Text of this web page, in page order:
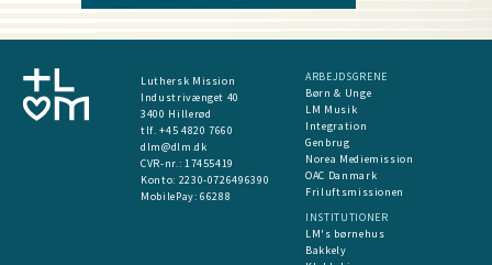
Luthersk Mission
Industrivænget 40
3400 Hillerød
tlf. +45 4820 7660
dlm@dlm.dk
CVR-nr.: 17455419
​Konto: 2230-0726496390
MobilePay:66288
ARBEJDSGRENE
Børn & Unge
LM Musik
Integration
Genbrug
Norea Mediemission
OAC Danmark
Friluftsmissionen
INSTITUTIONER
LM's børnehus
Bakkely